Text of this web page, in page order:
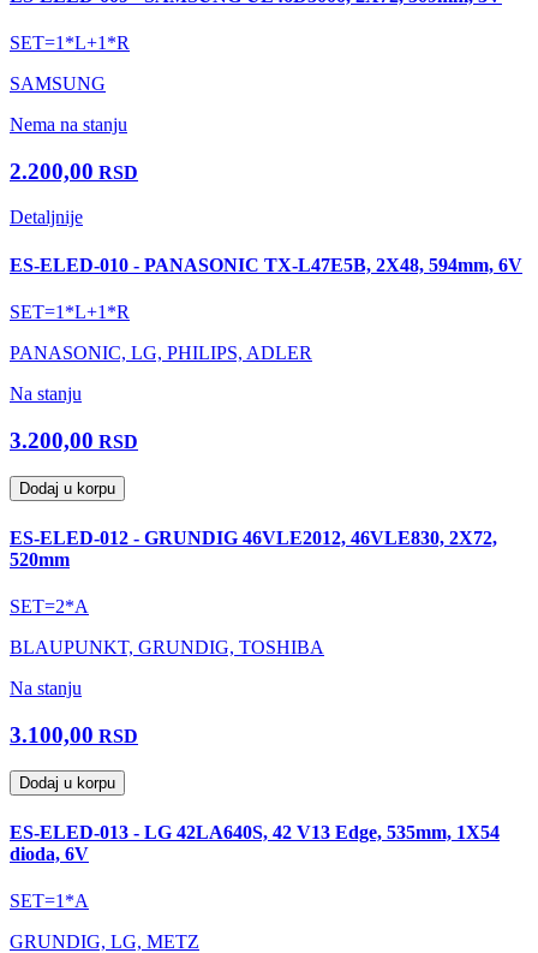
SET=1*L+1*R
SAMSUNG
Nema na stanju
2.200,00 RSD
Detaljnije
ES-ELED-010 - PANASONIC TX-L47E5B, 2X48, 594mm, 6V
SET=1*L+1*R
PANASONIC, LG, PHILIPS, ADLER
Na stanju
3.200,00 RSD
Dodaj u korpu
ES-ELED-012 - GRUNDIG 46VLE2012, 46VLE830, 2X72,
520mm
SET=2*A
BLAUPUNKT, GRUNDIG, TOSHIBA
Na stanju
3.100,00 RSD
Dodaj u korpu
ES-ELED-013 - LG 42LA640S, 42 V13 Edge, 535mm, 1X54
dioda, 6V
SET=1*A
GRUNDIG, LG, METZ